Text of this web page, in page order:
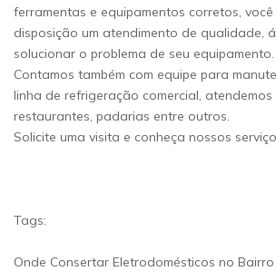
ferramentas e equipamentos corretos,
disposição um atendimento de qualidade,
solucionar o problema de seu equipamento.
Contamos também com equipe para
linha de refrigeração comercial, atendemos
restaurantes, padarias entre outros.
Solicite uma visita e conheça nossos
Tags:
Onde Consertar Eletrodomésticos no